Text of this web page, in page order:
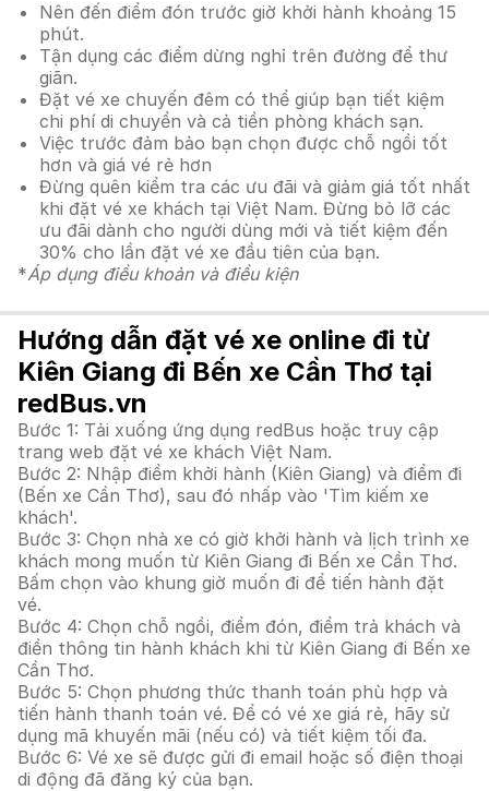
Nên đến điểm đón trước giờ khởi hành khoảng 15
phút.
Tận dụng các điểm dừng nghỉ trên đường để thư
giãn.
Đặt vé xe chuyến đêm có thể giúp bạn tiết kiệm
chi phí di chuyển và cả tiền phòng khách sạn.
Việc trước đảm bảo bạn chọn được chỗ ngồi tốt
hơn và giá vé rẻ hơn
Đừng quên kiểm tra các ưu đãi và giảm giá tốt nhất
khi đặt vé xe khách tại Việt Nam. Đừng bỏ lỡ các
ưu đãi dành cho người dùng mới và tiết kiệm đến
30% cho lần đặt vé xe đầu tiên của bạn.
*Áp dụng điều khoản và điều kiện
Hướng dẫn đặt vé xe online đi từ
Kiên Giang đi Bến xe Cần Thơ tại
redBus.vn
Bước 1: Tải xuống ứng dụng redBus hoặc truy cập
trang web đặt vé xe khách Việt Nam.
Bước 2: Nhập điểm khởi hành (Kiên Giang) và điểm đi
(Bến xe Cần Thơ), sau đó nhấp vào 'Tìm kiếm xe
khách'.
Bước 3: Chọn nhà xe có giờ khởi hành và lịch trình xe
khách mong muốn từ Kiên Giang đi Bến xe Cần Thơ.
Bấm chọn vào khung giờ muốn đi để tiến hành đặt
vé.
Bước 4: Chọn chỗ ngồi, điểm đón, điểm trả khách và
điền thông tin hành khách khi từ Kiên Giang đi Bến xe
Cần Thơ.
Bước 5: Chọn phương thức thanh toán phù hợp và
tiến hành thanh toán vé. Để có vé xe giá rẻ, hãy sử
dụng mã khuyến mãi (nếu có) và tiết kiệm tối đa.
Bước 6: Vé xe sẽ được gửi đi email hoặc số điện thoại
di động đã đăng ký của bạn.